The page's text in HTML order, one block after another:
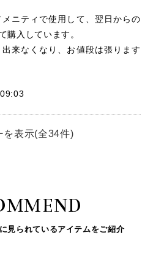
ニティで使用して、翌日からの
購入しています。
来なくなり、お値段は張ります
を表示(全34件)
見られているアイテムをご紹介